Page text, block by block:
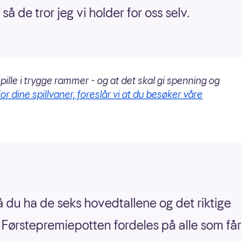
de tror jeg vi holder for oss selv.
i trygge rammer - og at det skal gi spenning og
dine spillvaner, foreslår vi at du besøker våre
du ha de seks hovedtallene og det riktige
fordeles på alle som får